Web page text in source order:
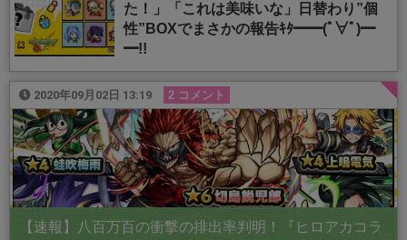
た！」「これは美味いな」日替わり”個
性”BOXでまさかの報告ｷﾀ━━(ﾟ∀ﾟ)━
━!!
2020年09月02日 13:19 2 コメント
【速報】八百万百の衝撃の排出率判明！『ヒロアカコラ